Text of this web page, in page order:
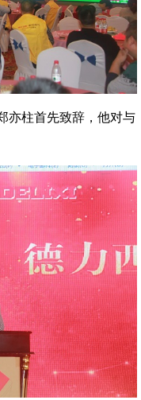
亦柱首先致辞，他对与